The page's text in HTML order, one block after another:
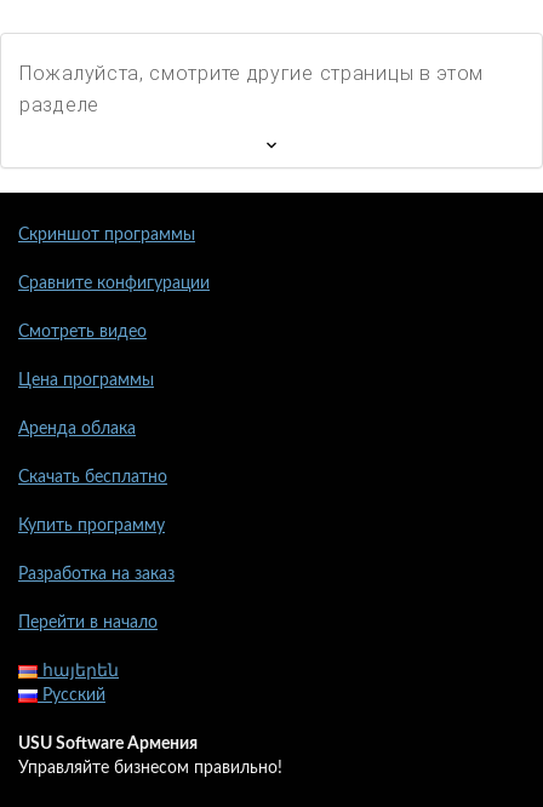
Пожалуйста, смотрите другие страницы в этом
разделе
Скриншот программы
Сравните конфигурации
Смотреть видео
Цена программы
Аренда облака
Скачать бесплатно
Купить программу
Разработка на заказ
Перейти в начало
հայերեն
Русский
USU Software Армения
Управляйте бизнесом правильно!